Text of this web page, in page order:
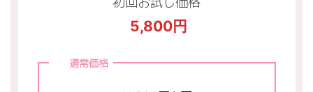
5,800円
通常価格